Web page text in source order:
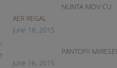
NUNTA MOV CU
AER REGAL
June 18, 2015
PANTOFII MIRESEI
June 16, 2015